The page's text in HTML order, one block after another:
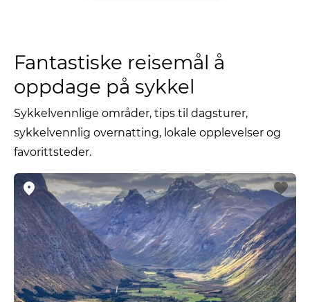
Fantastiske reisemål å
oppdage på sykkel
Sykkelvennlige områder, tips til dagsturer,
sykkelvennlig overnatting, lokale opplevelser og
favorittsteder.